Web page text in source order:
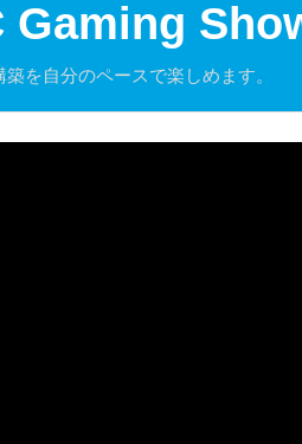
を自分のペースで楽しめます。